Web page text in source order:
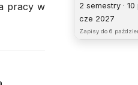
2 semestry ·
cze 2027
Zapisy do 6
pracy w